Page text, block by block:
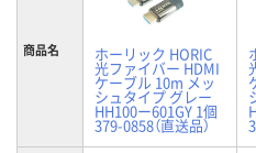
商品名 ホーリック HORIC
光ファイバー HDMI
ケーブル 10m メッ
シュタイプ グレー
HH100ー601GY 1個
379-0858（直送品）